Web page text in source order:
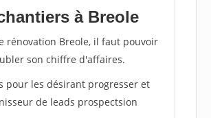
à Breole
rénovation Breole, il faut pouvoir
son chiffre d'affaires.
pour les désirant progresser et
de leads prospectsion